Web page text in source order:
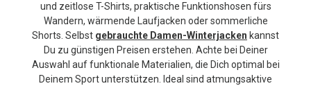
und zeitlose T-Shirts, praktische Funktionshosen fürs
Wandern, wärmende Laufjacken oder sommerliche
Shorts. Selbst gebrauchte Damen-Winterjacken kannst
Du zu günstigen Preisen erstehen. Achte bei Deiner
Auswahl auf funktionale Materialien, die Dich optimal bei
Deinem Sport unterstützen. Ideal sind atmungsaktive